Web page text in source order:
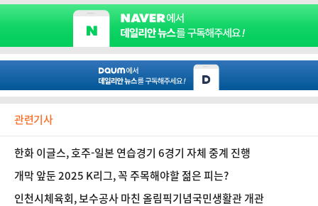
관련기사
한화 이글스, 호주-일본 연습경기 6경기 자체 중계 진행
개막 앞둔 2025 K리그, 꼭 주목해야할 젊은 피는?
인천시체육회, 보수공사 마친 올림픽기념국민생활관 개관